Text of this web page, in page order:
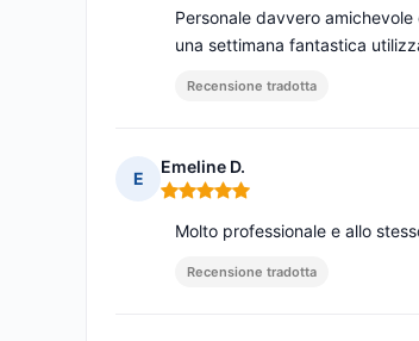
Personale davvero
una settimana fantastica
Recensione tradotta
E
Emeline D.
Nota: 5 su 5
Molto professionale e allo
Recensione tradotta